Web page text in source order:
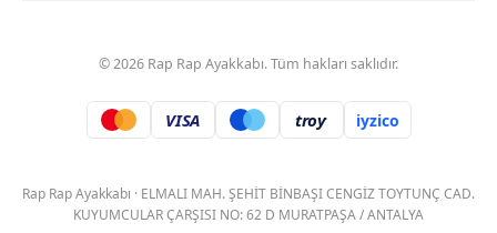
©2026 Rap Rap Ayakkabı. Tüm hakları saklıdır.
VISA troy. iyzico
Rap Rap Ayakkabı · ELMALI MAH. ŞEHİT BİNBAŞI CENGİZ TOYTUNÇ CAD.
KUYUMCULAR ÇARŞISI NO: 62 D MURATPAŞA / ANTALYA